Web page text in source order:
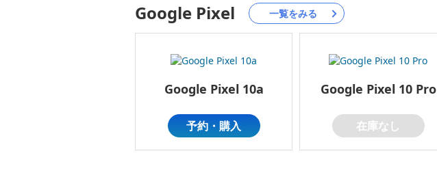
Google Pixel 一覧をみる
Google Pixel 10a
予約・購入
Google Pixel 10 Pro
在庫なし